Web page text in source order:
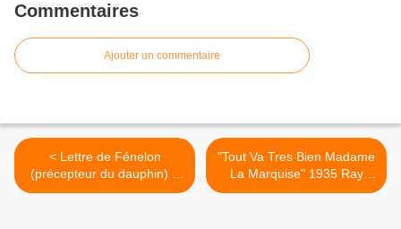
Commentaires
Ajouter un commentaire
< Lettre de Fénelon
(précepteur du dauphin) à
Louis XIV (extraits)
"Tout Va Tres Bien Madame
La Marquise" 1935 Ray
Ventura >